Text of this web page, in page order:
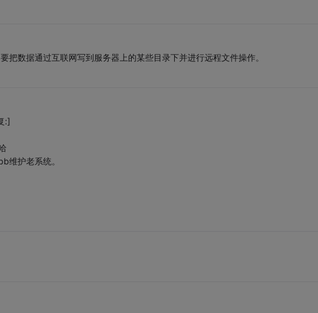
把数据通过互联网写到服务器上的某些目录下并进行远程文件操作。
:]
维护老系统。